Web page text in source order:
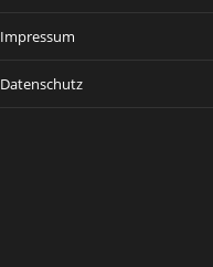
Impressum
Datenschutz